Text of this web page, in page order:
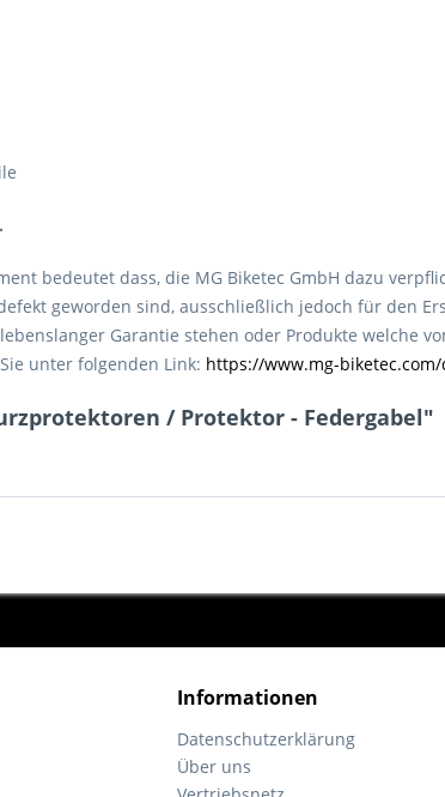
bedeutet dass, die MG Biketec GmbH dazu
geworden sind, ausschließlich jedoch für den
Garantie stehen oder Produkte welche
unter folgenden Link: https://www.mg-
/ Protektor - Federgabel"
Informationen
Datenschutzerklärung
Über uns